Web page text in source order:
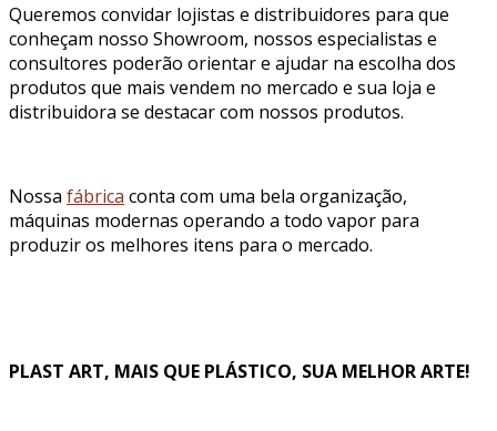
Queremos convidar lojistas e distribuidores para que
conheçam nosso Showroom, nossos especialistas e
consultores poderão orientar e ajudar na escolha dos
produtos que mais vendem no mercado e sua loja e
distribuidora se destacar com nossos produtos.
Nossa fábrica conta com uma bela organização,
máquinas modernas operando a todo vapor para
produzir os melhores itens para o mercado.
PLAST ART, MAIS QUE PLÁSTICO, SUA MELHOR ARTE!